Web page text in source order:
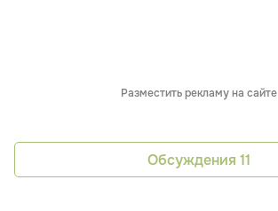
Разместить рекламу на сайте
Обсуждения 11